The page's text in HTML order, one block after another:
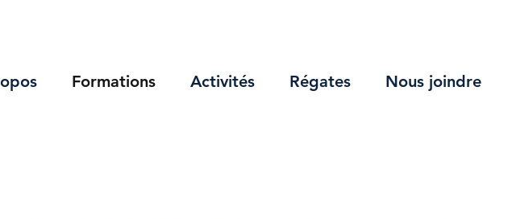
Formations Activités Régates Nous joindre